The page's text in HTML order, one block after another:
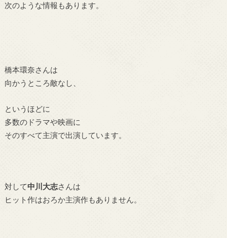
次のような情報もあります。
橋本環奈さんは
向かうところ敵なし、
というほどに
多数のドラマや映画に
そのすべて主演で出演しています。
対して中川大志さんは
ヒット作はおろか主演作もありません。